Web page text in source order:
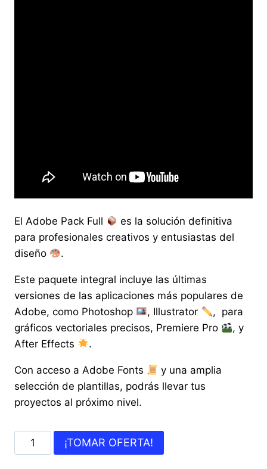
El Adobe Pack Full
es la solución definitiva
para profesionales creativos y entusiastas del
diseño
.
Este paquete integral incluye las últimas
versiones de las aplicaciones más populares de
Adobe, como Photoshop
, Illustrator
, para
gráficos vectoriales precisos, Premiere Pro
, y
After Effects
.
Con acceso a Adobe Fonts
y una amplia
selección de plantillas, podrás llevar tus
proyectos al próximo nivel.
¡TOMAR OFERTA!